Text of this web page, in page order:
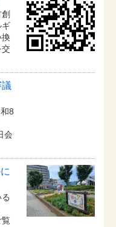
ギ
換
交
8
会
覧